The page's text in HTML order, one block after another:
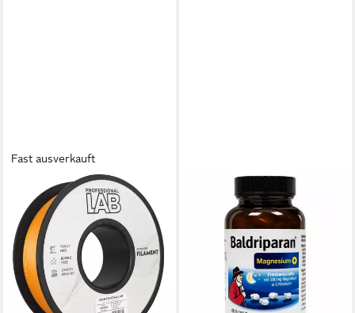
Fast ausverkauft
PROF. LAB
Filament PLA+ verstärktes
PLA Hochfest & schnell
1.75mm – 1kg
15,99 € UVP27,99 €
-43%
lieferbar - in 2-3 Werktagen bei dir
PHARMASGP GMBH
BALDRIPARAN Magnesium
Plus Kapseln Kapseln
29,29 €
(625,85 €/ 1 kg)
lieferbar - in 3-4 Werktagen bei dir